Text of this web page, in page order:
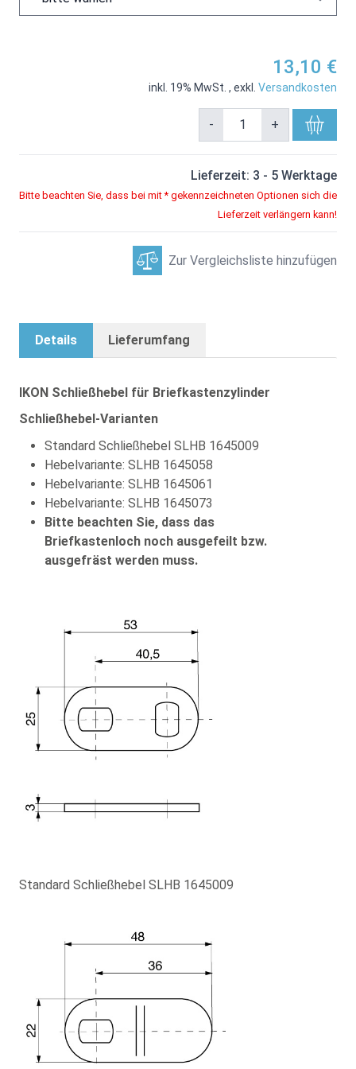
13,10 €
inkl. 19% MwSt. , exkl. Versandkosten
- +
Lieferzeit: 3 - 5 Werktage
Bitte beachten Sie, dass bei mit * gekennzeichneten Optionen sich die
Lieferzeit verlängern kann!
Zur Vergleichsliste hinzufügen
Details Lieferumfang
IKON Schließhebel für Briefkastenzylinder
Schließhebel-Varianten
Standard Schließhebel SLHB 1645009
Hebelvariante: SLHB 1645058
Hebelvariante: SLHB 1645061
Hebelvariante: SLHB 1645073
Bitte beachten Sie, dass das
Briefkastenloch noch ausgefeilt bzw.
ausgefräst werden muss.
Standard Schließhebel SLHB 1645009